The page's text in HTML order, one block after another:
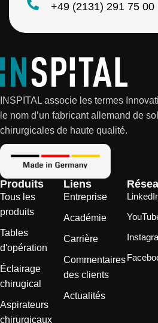
+49 (2131) 291 75 00
INSPITAL associe les termes
le nom d’un fabricant allemand de
chirurgicales de haute qualité.
Produits
Tous les
produits
Tables
d'opération
Éclairage
chirugical
Aspirateurs
chirurgicaux
Liens
Entreprise
Académie
Carrière
Commentaires
des clients
Actualités